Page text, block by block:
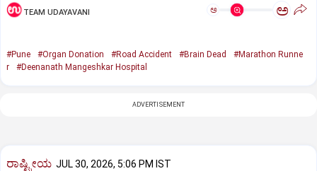
TEAM UDAYAVANI ಅ ಅ
#Pune #Organ Donation #Road Accident #Brain Dead
#Marathon Runne
r
#Deenanath Mangeshkar Hospital
ADVERTISEMENT
ರಾಷ್ಟ್ರೀಯ JUL 30, 2026, 5:06 PM IST